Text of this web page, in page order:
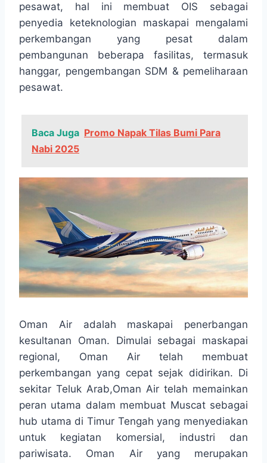
pesawat, hal ini membuat OIS sebagai
penyedia keteknologian maskapai mengalami
perkembangan yang pesat dalam
pembangunan beberapa fasilitas, termasuk
hanggar, pengembangan SDM & pemeliharaan
pesawat.
Baca Juga Promo Napak Tilas Bumi Para
Nabi 2025
Oman Air adalah maskapai penerbangan
kesultanan Oman. Dimulai sebagai maskapai
regional, Oman Air telah membuat
perkembangan yang cepat sejak didirikan. Di
sekitar Teluk Arab,Oman Air telah memainkan
peran utama dalam membuat Muscat sebagai
hub utama di Timur Tengah yang menyediakan
untuk kegiatan komersial, industri dan
pariwisata. Oman Air yang merupakan